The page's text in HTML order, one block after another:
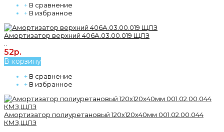
+ В сравнение
+ В избранное
Амортизатор верхний 406А.03.00.019 ЩЛЗ
52р.
В корзину
+ В сравнение
+ В избранное
Амортизатор полиуретановый 120х120х40мм 001.02.00.044
КМЗ,ЩЛЗ